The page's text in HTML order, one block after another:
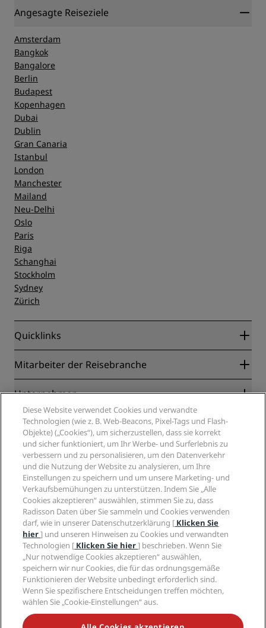
Angesagte Reiseziele
Amsterdam
Bangkok
Bangalore
Berlin
Budapest
Kopenhagen
Dubai
Dublin
Gran Canaria
Istanbul
London
Manchester
Mailand
Neu-Delhi
Oslo
Paris
Riga
Schanghai
Stockholm
Sydney
Zürich
Quicklinks
Radisson Rewards
Blog
Neue und aufstrebende Hotels
Radisson Hotels APP
„Sports Approved“-Hotels
Familienfreundliche Hotels
Gesundheit & Sicherheit
Mitarbeiter der Reisebranche
Partner
Reisebüros
Unternehmen
Radisson Hotel Group
Medien
Karriere RHG
Karriere PPHE
Karrieren EHL
The Club by RHG
Entwicklungsmöglichkeiten
Responsible Business – Unser Engagement
Einkauf
Rechtliches
Privacy Centre
Rechtliche Hinweise
Radisson Rewards Geschäftsbedingungen
Website-Nutzungsvereinbarung
Digitale Barrierefreiheit
Moderne Sklaverei – Erklärung
Hilfe
Verbrauchermeldungen
Kontakt
FAQ
Inhaltsübersicht
Soziale Medien
Marken von Radisson Hotels
VERPASSEN SIE NIEMALS UNSERE BELIEBTESTEN
ANGEBOTE
Diese Website verwendet Cookies und verwandte
Technologien (wie z. B. Web-Beacons, Pixel-Tags und Flash-
Objekte) („Cookies“), um sicherzustellen, dass sie korrekt
und sicher funktioniert, um Ihr Werbe- und Surferlebnis zu
verbessern und zu personalisieren, um den Datenverkehr
und die Nutzung der Website zu analysieren, um Ihre
Einstellungen zu speichern und um unsere Marketing- und
Verkaufsbemühungen zu unterstützen. Indem Sie „Alle
Cookies akzeptieren“ auswählen, stimmen Sie zu, dass
Radisson Daten über Sie sammeln und Cookies verwenden
darf, wie in unserer Datenschutzerklärung [ Klicken Sie
hier] und unseren Hinweisen zu Cookies und verwandten
Technologien [ Klicken Sie hier] beschrieben. Wenn Sie
„Nur notwendige Cookies akzeptieren“ auswählen,
speichern wir nur Cookies, die für das ordnungsgemäße
Funktionieren der Website unbedingt erforderlich sind.
Wenn Sie spezifischere Entscheidungen treffen möchten,
wählen Sie „Cookie-Einstellungen“ aus.